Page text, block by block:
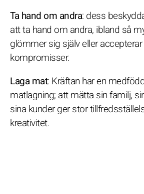
Ta hand om andra: dess
att ta hand om andra, ibland så
glömmer sig själv eller
kompromisser.
Laga mat: Kräftan har en
matlagning; att mätta sin familj,
sina kunder ger stor
kreativitet.